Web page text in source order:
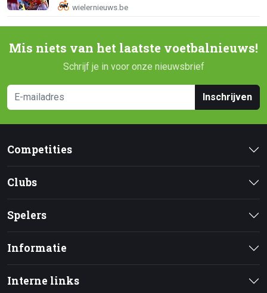
Mis niets van het laatste voetbalnieuws!
Schrijf je in voor onze nieuwsbrief
Inschrijven
Competities
Clubs
Spelers
Informatie
Interne links